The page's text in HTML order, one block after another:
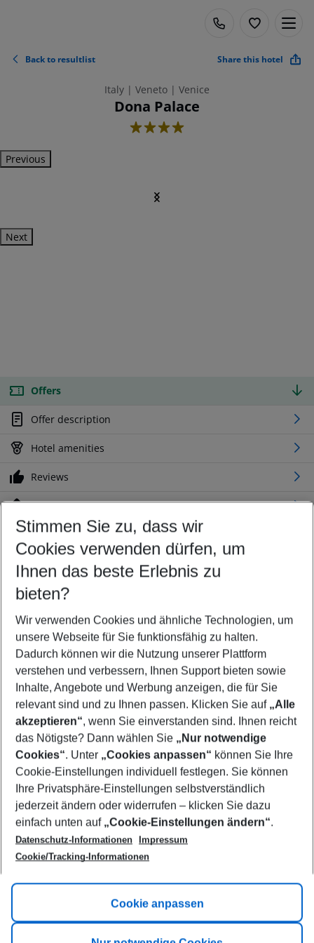
Back to resultlist Share this hotel
Italy | Veneto | Venice
Dona Palace
4
Previous
Next
Offers
Offer description
Hotel amenities
Reviews
Location
Customize your offer
Find the perfect deal which suits your best
Your departure airport
Any airport
Select your date range
08/08/26–06/08/27 5-8 nights
Who will travel
2 adults No children
Show more filter
Footer
Footer navigation
Title A
Link A
Stimmen Sie zu, dass wir
Cookies verwenden dürfen, um
Ihnen das beste Erlebnis zu
bieten?
Wir verwenden Cookies und ähnliche Technologien, um
unsere Webseite für Sie funktionsfähig zu halten.
Dadurch können wir die Nutzung unserer Plattform
verstehen und verbessern, Ihnen Support bieten sowie
Inhalte, Angebote und Werbung anzeigen, die für Sie
relevant sind und zu Ihnen passen. Klicken Sie auf „Alle
akzeptieren“, wenn Sie einverstanden sind. Ihnen reicht
das Nötigste? Dann wählen Sie „Nur notwendige
Cookies“. Unter „Cookies anpassen“ können Sie Ihre
Cookie-Einstellungen individuell festlegen. Sie können
Ihre Privatsphäre-Einstellungen selbstverständlich
jederzeit ändern oder widerrufen – klicken Sie dazu
einfach unten auf „Cookie-Einstellungen ändern“.
Datenschutz-Informationen
Impressum
Cookie/Tracking-Informationen
Cookie anpassen